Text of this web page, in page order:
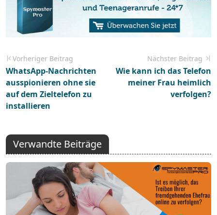
Vorheriger Beitrag
WhatsApp-Nachrichten
ausspionieren ohne sie
auf dem Zieltelefon zu
installieren
Nächster Beitrag
Wie kann ich das Telefon
meiner Frau heimlich
verfolgen?
Verwandte Beiträge